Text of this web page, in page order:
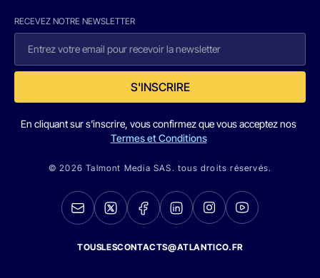
RECEVEZ NOTRE NEWSLETTER
S'INSCRIRE
En cliquant sur s'inscrire, vous confirmez que vous acceptez nos
Termes et Conditions
© 2026 Talmont Media SAS. tous droits réservés.
TOUSLESCONTACTS@ATLANTICO.FR